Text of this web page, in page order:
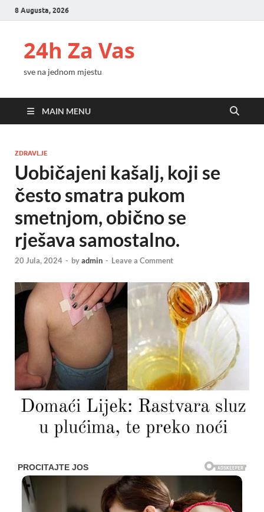
8 Augusta, 2026
24h Za Vas
sve na jednom mjestu
MAIN MENU
ZDRAVLJE
Uobičajeni kašalj, koji se
često smatra pukom
smetnjom, obično se
rješava samostalno.
20 Jula, 2024 - byadmin - Leave a Comment